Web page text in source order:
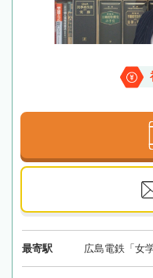
最寄駅 広島電鉄「女